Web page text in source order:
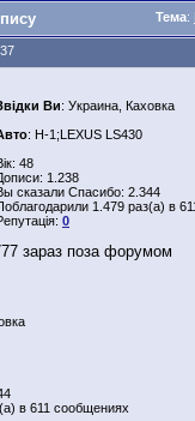
Тема:
Ви: Украина, Каховка
: Н-1;LEXUS LS430
48
1.238
сказали Спасибо: 2.344
1.479 раз(а) в
0
в 611 сообщениях